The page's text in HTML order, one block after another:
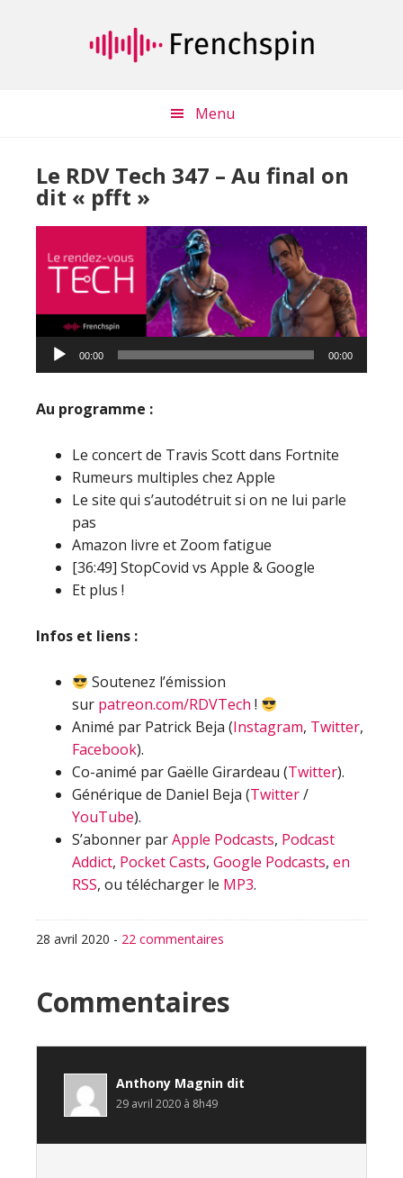
Menu
Le RDV Tech 347 – Au final on
dit « pfft »
Lecteur
audio
00:00 00:00
Au programme :
Le concert de Travis Scott dans Fortnite
Rumeurs multiples chez Apple
Le site qui s’autodétruit si on ne lui parle
pas
Amazon livre et Zoom fatigue
[36:49] StopCovid vs Apple & Google
Et plus !
Infos et liens :
Soutenez l’émission
sur patreon.com/RDVTech !
Animé par Patrick Beja (Instagram, Twitter,
Facebook).
Co-animé par Gaëlle Girardeau (Twitter).
Générique de Daniel Beja (Twitter/
YouTube).
S’abonner parApple Podcasts, Podcast
Addict, Pocket Casts, Google Podcasts, en
RSS, ou télécharger le MP3.
28 avril 2020 - 22 commentaires
Interactions
du
lecteur
Commentaires
Anthony Magnin dit
29 avril 2020 à 8h49